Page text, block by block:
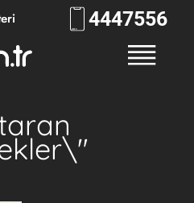
4447556